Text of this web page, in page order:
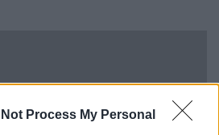
Not Process My Personal